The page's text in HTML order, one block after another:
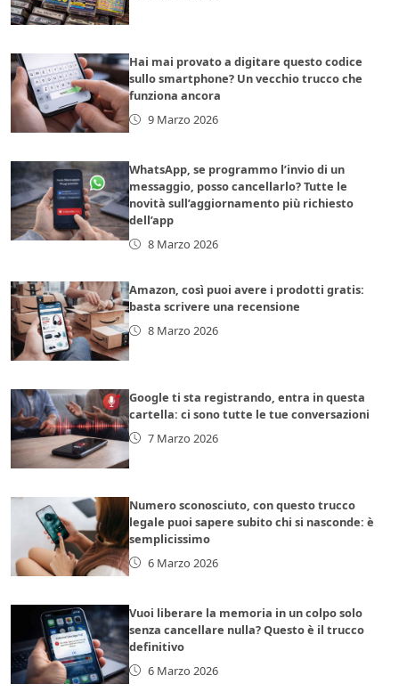
Hai mai provato a digitare questo codice
sullo smartphone? Un vecchio trucco che
funziona ancora
9 Marzo 2026
WhatsApp, se programmo l’invio di un
messaggio, posso cancellarlo? Tutte le
novità sull’aggiornamento più richiesto
dell’app
8 Marzo 2026
Amazon, così puoi avere i prodotti gratis:
basta scrivere una recensione
8 Marzo 2026
Google ti sta registrando, entra in questa
cartella: ci sono tutte le tue conversazioni
7 Marzo 2026
Numero sconosciuto, con questo trucco
legale puoi sapere subito chi si nasconde: è
semplicissimo
6 Marzo 2026
Vuoi liberare la memoria in un colpo solo
senza cancellare nulla? Questo è il trucco
definitivo
6 Marzo 2026